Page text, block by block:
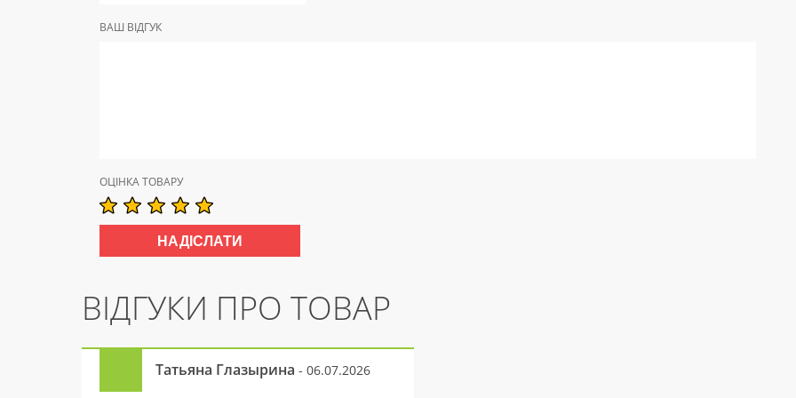
ВАШ ВІДГУК
ОЦІНКА ТОВАРУ
ВІДГУКИ ПРО ТОВАР
Татьяна Глазырина - 06.07.2026